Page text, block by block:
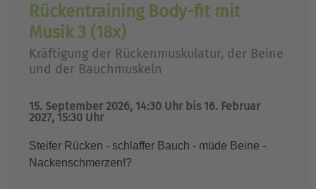
Rückentraining Body-fit mit
Musik 3 (18x)
Kräftigung der Rückenmuskulatur, der Beine
und der Bauchmuskeln
15. September 2026, 14:30 Uhr bis 16. Februar
2027, 15:30 Uhr
Steifer Rücken - schlaffer Bauch - müde Beine -
Nackenschmerzen!?